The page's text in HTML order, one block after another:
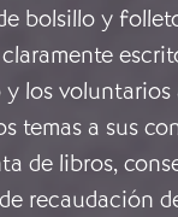
bolsillo y
los voluntarios
temas a sus
de libros,
recaudación